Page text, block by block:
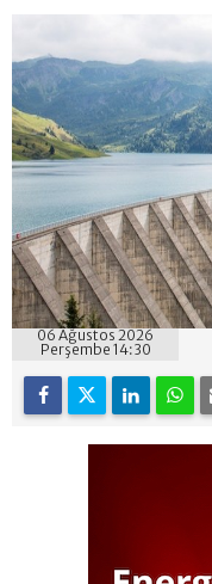
06 Ağustos 2026
Perşembe 14:30